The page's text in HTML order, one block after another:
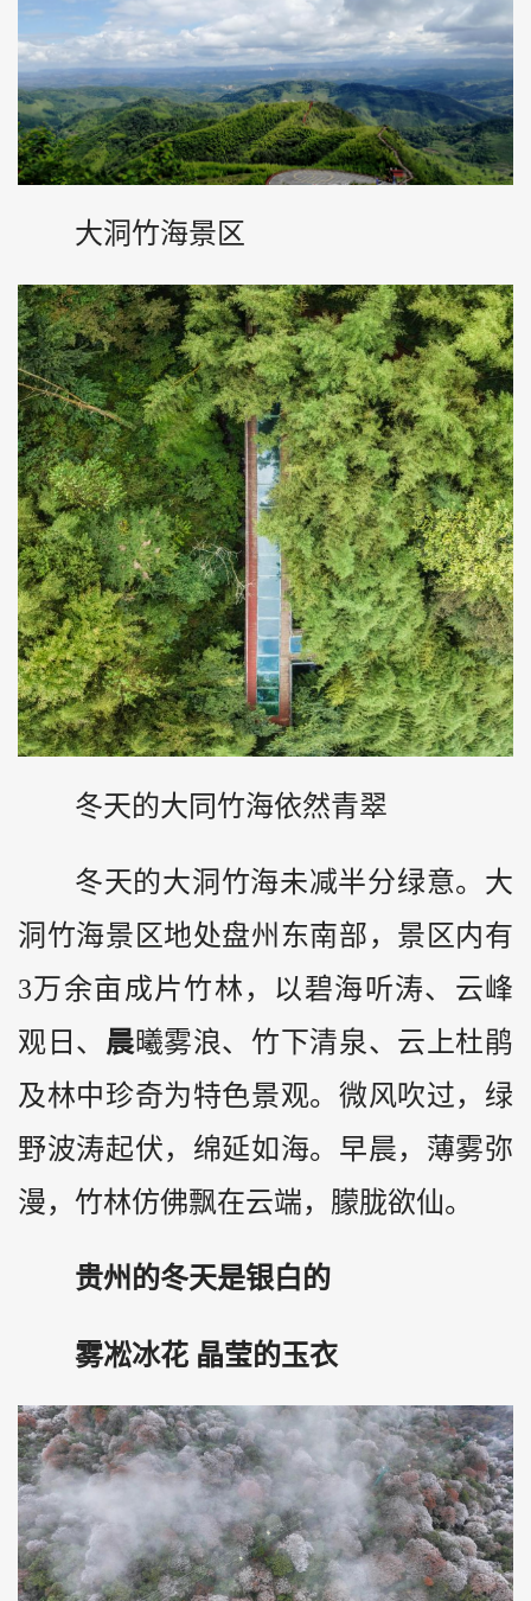
大洞竹海景区
冬天的大同竹海依然青翠
冬天的大洞竹海未减半分绿意。大
洞竹海景区地处盘州东南部，景区内有
3万余亩成片竹林，以碧海听涛、云峰
观日、 晨曦雾浪、竹下清泉、云上杜鹃
及林中珍奇为特色景观。微风吹过，绿
野波涛起伏，绵延如海。早晨，薄雾弥
漫，竹林仿佛飘在云端，朦胧欲仙。
贵州的冬天是银白的
雾凇冰花 晶莹的玉衣